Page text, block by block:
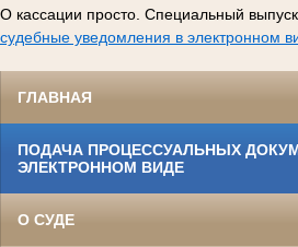
О кассации просто. Специальный выпуск.
судебные уведомления в электронном
ГЛАВНАЯ
ПОДАЧА ПРОЦЕССУАЛЬНЫХ
ЭЛЕКТРОННОМ ВИДЕ
О СУДЕ